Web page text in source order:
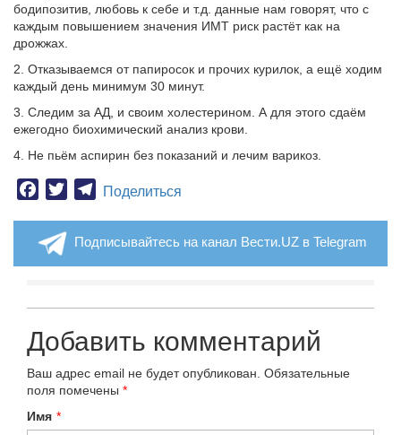
бодипозитив, любовь к себе и т.д. данные нам говорят, что с
каждым повышением значения ИМТ риск растёт как на
дрожжах.
2. Отказываемся от папиросок и прочих курилок, а ещё ходим
каждый день минимум 30 минут.
3. Следим за АД, и своим холестерином. А для этого сдаём
ежегодно биохимический анализ крови.
4. Не пьём аспирин без показаний и лечим варикоз.
Facebook
TwitterTelegram
Поделиться
Подписывайтесь на канал Вести.UZ в Telegram
Добавить комментарий
Ваш адрес email не будет опубликован. Обязательные
поля помечены *
Имя *